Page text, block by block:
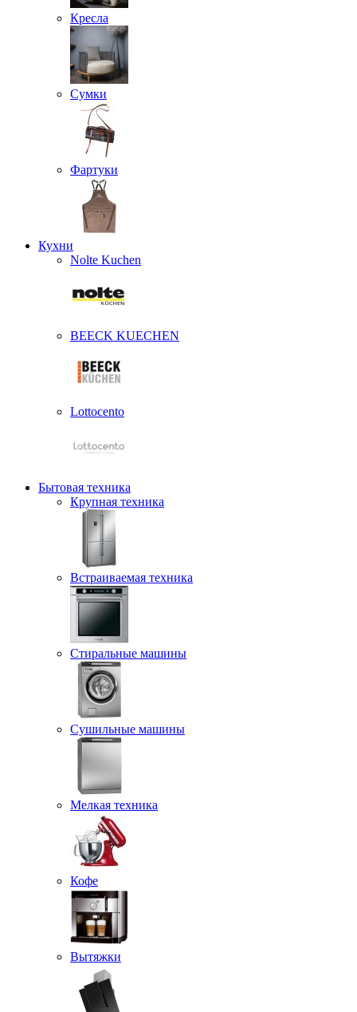
Кресла
Сумки
Фартуки
Кухни
Nolte Kuchen
BEECK KUECHEN
Lottocento
Бытовая техника
Крупная техника
Встраиваемая техника
Стиральные машины
Сушильные машины
Мелкая техника
Кофе
Вытяжки